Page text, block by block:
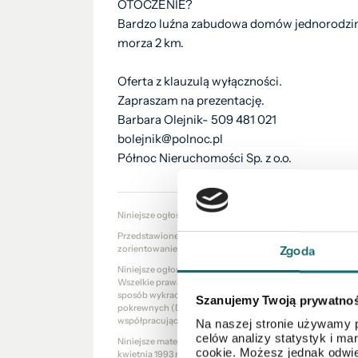
Zgoda
Szanujemy Twoją
Na naszej stronie używamy
celów analizy statystyk i
cookie. Możesz jednak
OTOCZENIE?
Bardzo luźna zabudowa domów
morza 2 km.
Oferta z klauzulą wyłączności.
Zapraszam na prezentację.
Barbara Olejnik- 509 481 021
bolejnik@polnoc.pl
Północ Nieruchomości Sp. z o.o.
Niniejsze ogłoszenie nie stanowi oferty w rozumieniu
Przedstawione wizualizacje i grafiki mają charakter
zorientowanie się w ogólnym wyglądzie oferowanej
Niniejsze ogłoszenie wraz z jego elementami jest
Wszelkie prawa zastrzeżone. Kopiowanie,
sposób wykraczający poza dozwolony użytek określony
pokrewnych (Dz. U. 1994, nr 24 poz. 83 z późn. zm.) bez
współpracujących jest zabronione i może stanowić
Niniejsze materiały stanowią tajemnicę przedsiębiorstwa
kwietnia 1993 r. o zwalczaniu nieuczciwej konkurencji (Dz.